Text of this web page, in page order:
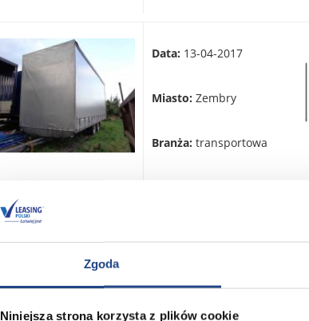
Zgoda
Niniejsza strona korzysta z plików cookie
Data: 13-04-2017
Miasto: Zembry
Branża: transportowa
Branża:transportowa